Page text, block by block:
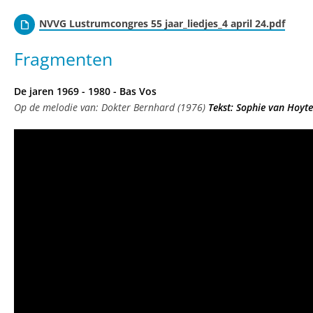
NVVG Lustrumcongres 55 jaar_liedjes_4 april 24.pdf
Fragmenten
De jaren 1969 - 1980 - Bas Vos
Op de melodie van: Dokter Bernhard (1976) Tekst: Sophie van